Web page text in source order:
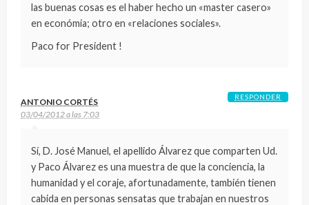
las buenas cosas es el haber hecho un «master casero»
en económia; otro en «relaciones sociales».
Paco for President !
ANTONIO CORTÉS
03/04/2012 a las 7:03
Sí, D. José Manuel, el apellido Álvarez que comparten Ud.
y Paco Álvarez es una muestra de que la conciencia, la
humanidad y el coraje, afortunadamente, también tienen
cabida en personas sensatas que trabajan en nuestros
RESPONDER